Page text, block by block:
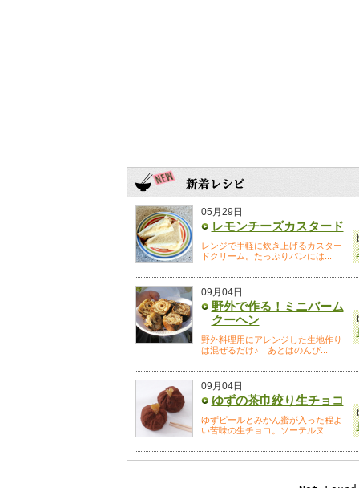
05月29日
レモンチーズカスタード
レンジで手軽に炊き上げるカスター
ドクリーム。たっぷりパンには...
09月04日
野外で作る！ミニバーム
クーヘン
野外料理用にアレンジした生地作り
は混ぜるだけ♪ あとはのんび...
09月04日
ゆずの茶巾絞り生チョコ
ゆずピールとみかん蜜が入った程よ
い苦味の生チョコ。ソーテルヌ...